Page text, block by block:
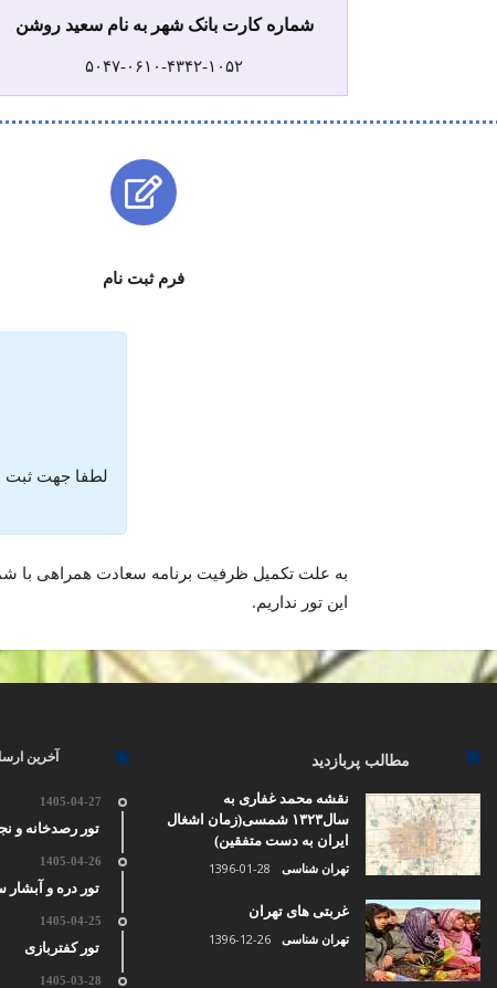
شماره کارت بانک شهر به نام سعید روشن
۵۰۴۷-۰۶۱۰-۴۳۴۲-۱۰۵۲
فرم ثبت نام
لطفا جهت ثبت
به علت تکمیل ظرفیت برنامه سعادت همراهی با
این تور نداریم.
مطالب پربازدید
نقشه محمد غفاری به
سال۱۳۲۳ شمسی(زمان اشغال
ایران به دست متفقین)
تهران شناسی 1396-01-28
غربتی های تهران
تهران شناسی 1396-12-26
آخرین
1405-04-27
تور رصدخانه و
1405-04-26
تور دره و آبشار
1405-04-25
تور کفتربازی
1405-03-28